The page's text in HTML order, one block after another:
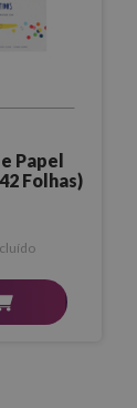
Papel
Folhas)